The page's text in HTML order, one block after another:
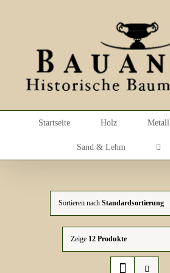
Startseite Holz Metall
Sand & Lehm
Sortieren nach Standardsortierung
Zeige 12 Produkte